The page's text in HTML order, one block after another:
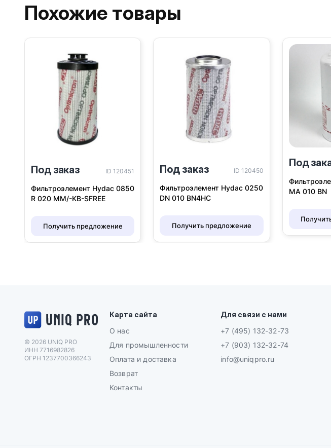
Похожие товары
Под заказ ID 120451
Фильтроэлемент Hydac 0850
R 020 MM/-KB-SFREE
Получить предложение
Под заказ ID 120450
Фильтроэлемент Hydac 0250
DN 010 BN4HC
Получить предложение
Под
MA 010 BN
Логотип UNIQ PRO
© 2026 UNIQ PRO
ИНН 7716982826
ОГРН 1237700366243
Карта сайта
О нас
Для промышленности
Оплата и доставка
Возврат
Контакты
Для связи с нами
+7 (495) 132-32-73
+7 (903) 132-32-74
info@uniqpro.ru